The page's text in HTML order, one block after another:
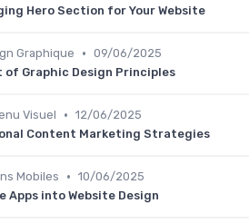
Hero Section for Your Website
Graphique • 09/06/2025
Graphic Design Principles
Visuel • 12/06/2025
Content Marketing Strategies
Mobiles • 10/06/2025
Apps into Website Design